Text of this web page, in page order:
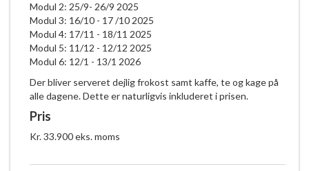
Modul 2: 25/9- 26/9 2025
Modul 3: 16/10 - 17 /10 2025
Modul 4: 17/11 - 18/11 2025
Modul 5: 11/12 - 12/12 2025
Modul 6: 12/1 - 13/1 2026
Der bliver serveret dejlig frokost samt kaffe, te og kage på
alle dagene. Dette er naturligvis inkluderet i prisen.
Pris
Kr. 33.900 eks. moms